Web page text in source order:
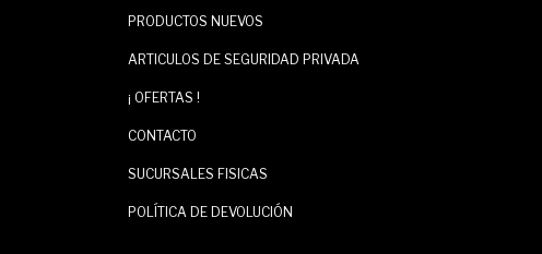
PRODUCTOS NUEVOS
ARTICULOS DE SEGURIDAD PRIVADA
¡ OFERTAS !
CONTACTO
SUCURSALES FISICAS
POLÍTICA DE DEVOLUCIÓN